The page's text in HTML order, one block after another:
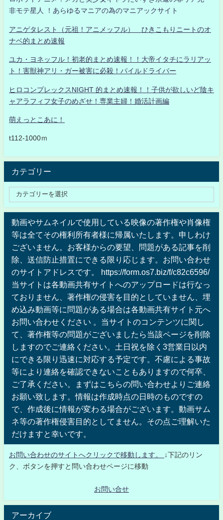
非モテ星人 ！あらゆるマニアの為のマニアックサイト
アニゲタレスト（元祖！アニメッフル） ひきこもりニートのオ
ナベ的まとめ速報
ユカ・ヨネッフル！初老的まとめ速報！！大帝イタチにラリアッ
ト！害獣神アリ・ガー被害に必殺！パイルドライバー
ヒロコンプレックスNIGHT 的まとめ速報！！子供が欲しいど陰キ
ャアラフィフ女子のめざせ！専業主婦！婚活計画編
萌えっとこあに！
t112-1000ｍ
カテゴリー
動画やサムネイルで使用している映像の著作権や肖像権
等は全てその権利所有者様に帰属いたします。申しわけ
ございません。お客様からの要望、問題がある記事を削
除、送信防止措置にできる限り応じます。お問い合わせ
のサイトアドレスです。 https://form.os7.biz/f/c82c6596/
当サイトは各動画共有サイトへのアップロードは行なっ
ておりません、著作権の侵害を目的としていません、埋
め込み動画等に問題がある場合は各動画共有サイト元へ
お問い合わせください 。当サイトのコンテンツに関し
て、著作権等の問題がございましたら当該ページを削除
しますのでご連絡ください。土日祝を除く3営業日以内
にできる限り迅速に対応する予定です。不慮による事故
等により連絡を確認できないこともありますので何卒、
ご了承ください。まずはこちらの問い合わせよりご連絡
お願い致します。情報は作成時点の日時のものですの
で、作成後に情報が変わる場合がございます。動画サム
ネ等の著作権侵害目的としてません。その点ご理解いた
だけますと幸いです。
お問い合わせのサイトへクリックで移動します。
↓下記のリン
ク、ボタンを押すと問い合わせページに移動
お問い合せ
アーカイブ